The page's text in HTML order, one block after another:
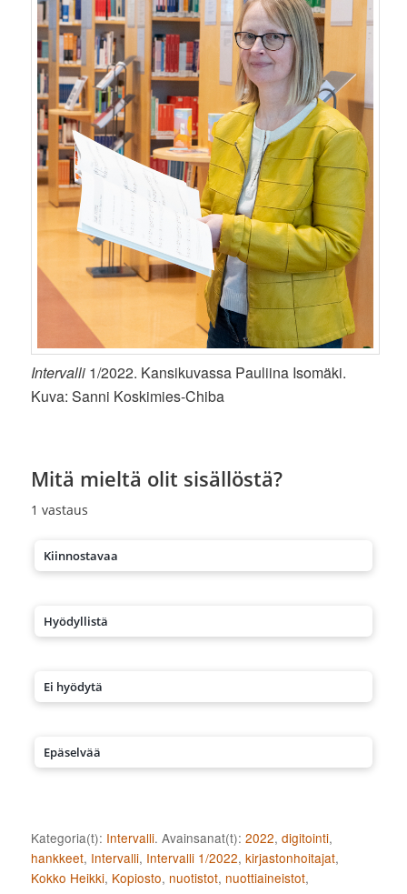
Intervalli 1/2022. Kansikuvassa Pauliina Isomäki.
Kuva: Sanni Koskimies-Chiba
Mitä mieltä olit sisällöstä?
1 vastaus
Kiinnostavaa
Hyödyllistä
Ei hyödytä
Epäselvää
Kategoria(t): Intervalli. Avainsanat(t):2022,digitointi,
hankkeet, Intervalli, Intervalli 1/2022,kirjastonhoitajat,
Kokko Heikki, Kopiosto, nuotistot, nuottiaineistot,